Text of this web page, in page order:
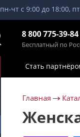
пн-чт с 9:00 до 18:00,
8 800 775-39-84
Бесплатный по
Стать
Главная